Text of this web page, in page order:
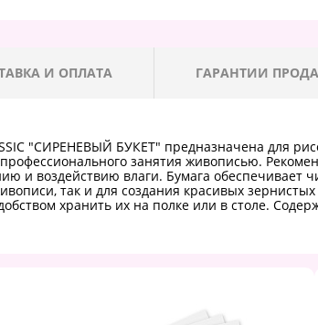
И ОПЛАТА ГАРАНТИИ
"СИРЕНЕВЫЙ БУКЕТ" предназначена для
занятия живописью.
и воздействию влаги. Бумага обеспечивает
так и для создания красивых
хранить их на полке или в столе.